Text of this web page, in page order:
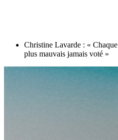
Christine Lavarde : «
plus mauvais jamais voté »